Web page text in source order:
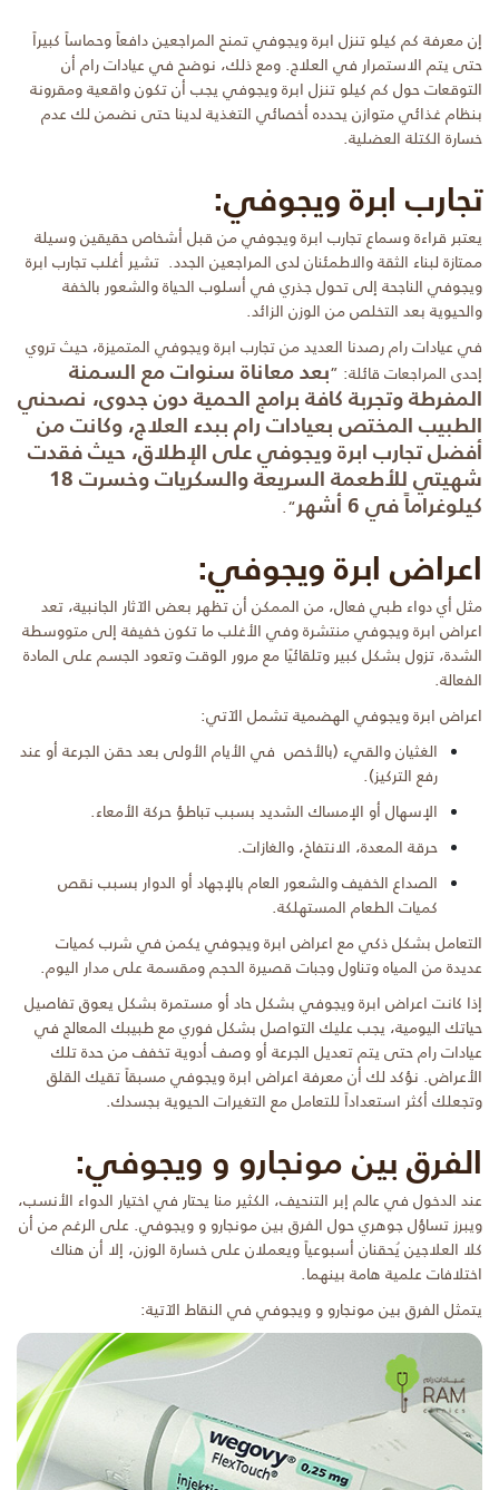
إن معرفة كم كيلو تنزل ابرة ويجوفي تمنح المراجعين دافعاً وحماساً كبيراً
حتى يتم الاستمرار في العلاج. ومع ذلك، نوضح في عيادات رام أن
التوقعات حول كم كيلو تنزل ابرة ويجوفي يجب أن تكون واقعية ومقرونة
بنظام غذائي متوازن يحدده أخصائي التغذية لدينا حتى نضمن لك عدم
خسارة الكتلة العضلية.
تجارب ابرة ويجوفي:
يعتبر قراءة وسماع تجارب ابرة ويجوفي من قبل أشخاص حقيقين وسيلة
ممتازة لبناء الثقة والاطمئنان لدى المراجعين الجدد. تشير أغلب تجارب ابرة
ويجوفي الناجحة إلى تحول جذري في أسلوب الحياة والشعور بالخفة
والحيوية بعد التخلص من الوزن الزائد.
في عيادات رام رصدنا العديد من تجارب ابرة ويجوفي المتميزة، حيث تروي
إحدى المراجعات قائلة: ”بعد معاناة سنوات مع السمنة
المفرطة وتجربة كافة برامج الحمية دون جدوى، نصحني
الطبيب المختص بعيادات رام ببدء العلاج، وكانت من
أفضل تجارب ابرة ويجوفي على الإطلاق، حيث فقدت
شهيتي للأطعمة السريعة والسكريات وخسرت 18
كيلوغراماً في 6 أشهر
“.
اعراض ابرة ويجوفي:
مثل أي دواء طبي فعال، من الممكن أن تظهر بعض الآثار الجانبية، تعد
اعراض ابرة ويجوفي منتشرة وفي الأغلب ما تكون خفيفة إلى متووسطة
الشدة، تزول بشكل كبير وتلقائيًا مع مرور الوقت وتعود الجسم على المادة
الفعالة.
اعراض ابرة ويجوفي الهضمية تشمل الآتي:
الغثيان والقيء (بالأخص في الأيام الأولى بعد حقن الجرعة أو عند
رفع التركيز).
الإسهال أو الإمساك الشديد بسبب تباطؤ حركة الأمعاء.
حرقة المعدة، الانتفاخ، والغازات.
الصداع الخفيف والشعور العام بالإجهاد أو الدوار بسبب نقص
كميات الطعام المستهلكة.
التعامل بشكل ذكي مع اعراض ابرة ويجوفي يكمن في شرب كميات
عديدة من المياه وتناول وجبات قصيرة الحجم ومقسمة على مدار اليوم.
إذا كانت اعراض ابرة ويجوفي بشكل حاد أو مستمرة بشكل يعوق تفاصيل
حياتك اليومية، يجب عليك التواصل بشكل فوري مع طبيبك المعالج في
عيادات رام حتى يتم تعديل الجرعة أو وصف أدوية تخفف من حدة تلك
الأعراض. نؤكد لك أن معرفة اعراض ابرة ويجوفي مسبقاً تقيك القلق
وتجعلك أكثر استعداداً للتعامل مع التغيرات الحيوية بجسدك.
الفرق بين مونجارو و ويجوفي:
عند الدخول في عالم إبر التنحيف، الكثير منا يحتار في اختيار الدواء الأنسب،
ويبرز تساؤل جوهري حول الفرق بين مونجارو و ويجوفي. على الرغم من أن
كلا العلاجين يُحقنان أسبوعياً ويعملان على خسارة الوزن، إلا أن هناك
اختلافات علمية هامة بينهما.
يتمثل الفرق بين مونجارو و ويجوفي في النقاط الآتية: